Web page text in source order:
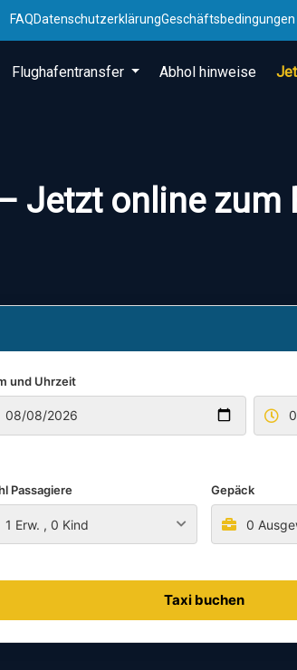
FAQDatenschutzerklärungGeschäftsbedingungen
Flughafentransfer Abhol hinweise
Jetzt online zum
und Uhrzeit
Passagiere
1 Erw. , 0 Kind
Gepäck
0
Taxi buchen